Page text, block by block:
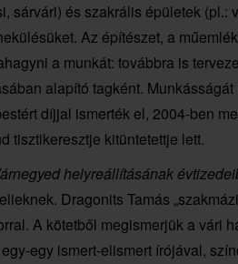
sárvári) és szakrális épületek (pl.:
Az építészet, a
a munkát: továbbra is
alapító tagként.
díjjal ismerték el, 2004-ben
tisztikeresztje kitüntetettje lett.
helyreállításának
Dragonits Tamás
A kötetből megismerjük a vári
egy ismert-elismert írójával,